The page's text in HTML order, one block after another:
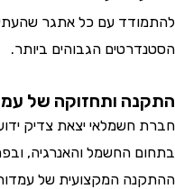
עם כל אתגר שהעתיד
הגבוהים ביותר.
ותחזוקה של עמדות
יצאת צדיק ידועה
החשמל והאנרגיה, ובפרט
המקצועית של עמדות